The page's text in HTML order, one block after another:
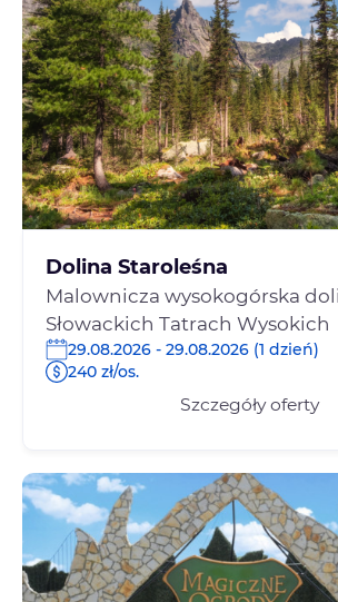
Dolina Staroleśna
Malownicza wysokogórska
Słowackich Tatrach Wysokich
29.08.2026 - 29.08.2026 (1 dzień)
240 zł/os.
Szczegóły oferty